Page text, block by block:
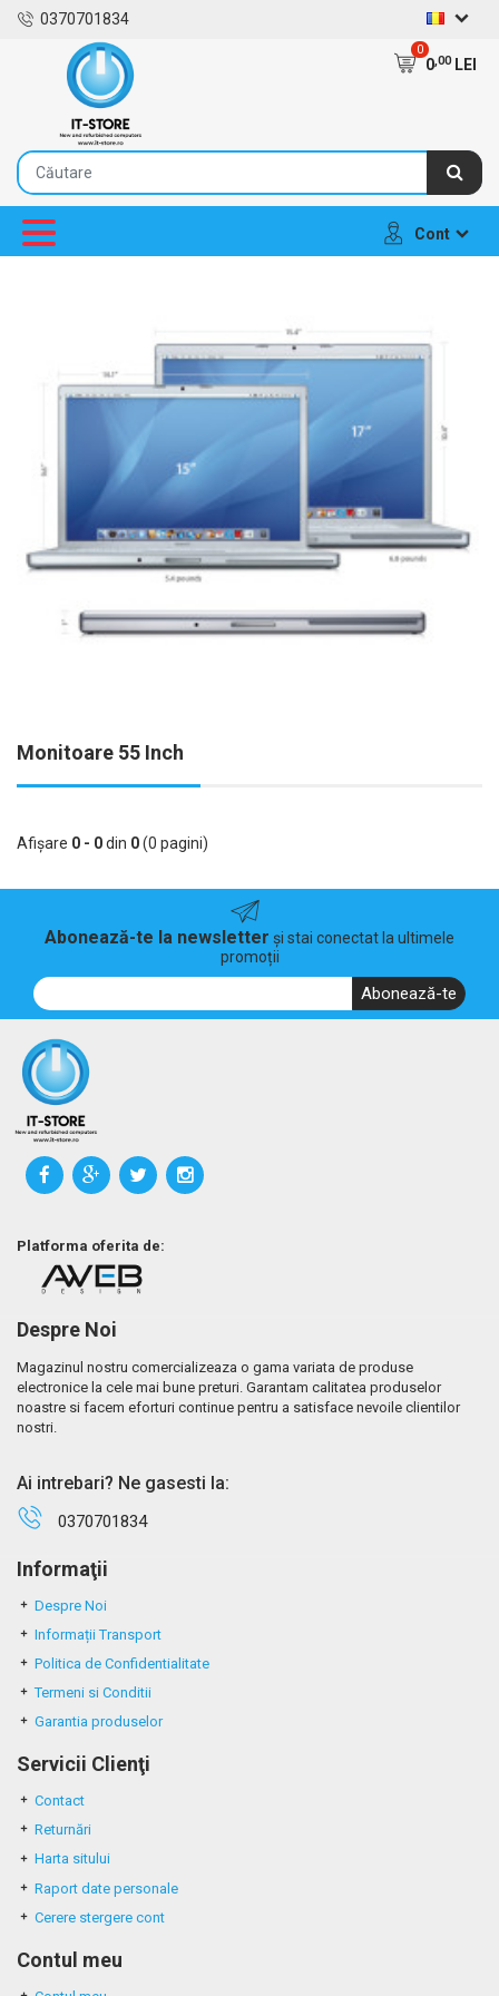
0370701834
0
0,00LEI
Cont
Monitoare 55 Inch
Afişare 0 - 0din 0(0 pagini)
Abonează-te la newsletter și stai conectat la ultimele
promoții
Abonează-te
Platforma oferita de:
Despre Noi
Magazinul nostru comercializeaza o gama variata de produse
electronice la cele mai bune preturi. Garantam calitatea produselor
noastre si facem eforturi continue pentru a satisface nevoile clientilor
nostri.
Ai intrebari? Ne gasesti la:
0370701834
Informaţii
Despre Noi
Informații Transport
Politica de Confidentialitate
Termeni si Conditii
Garantia produselor
Servicii Clienţi
Contact
Returnări
Harta sitului
Raport date personale
Cerere stergere cont
Contul meu